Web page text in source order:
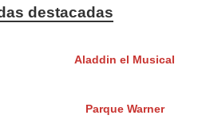
destacadas
Aladdin el Musical
Parque Warner